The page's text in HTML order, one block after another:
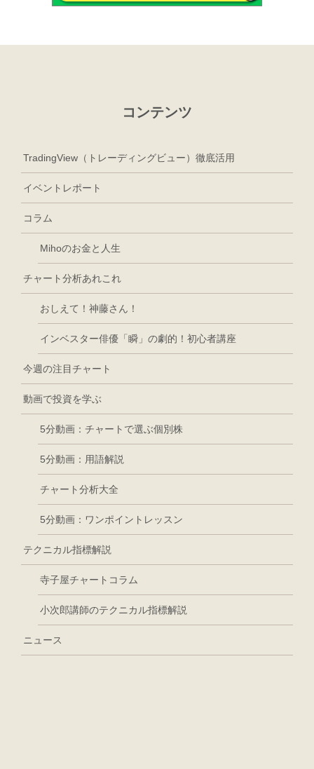
コンテンツ
TradingView（トレーディングビュー）徹底活用
イベントレポート
コラム
Mihoのお金と人生
チャート分析あれこれ
おしえて！神藤さん！
インベスター俳優「瞬」の劇的！初心者講座
今週の注目チャート
動画で投資を学ぶ
5分動画：チャートで選ぶ個別株
5分動画：用語解説
チャート分析大全
5分動画：ワンポイントレッスン
テクニカル指標解説
寺子屋チャートコラム
小次郎講師のテクニカル指標解説
ニュース